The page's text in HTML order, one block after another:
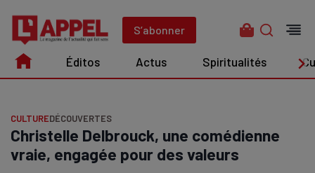
contenu
S’abonner
Édito Actus Spiritualités Culture
Éditos Actus Spiritualités
CULTUREDÉCOUVERTES
Christelle Delbrouck, une comédienne
vraie, engagée pour des valeurs